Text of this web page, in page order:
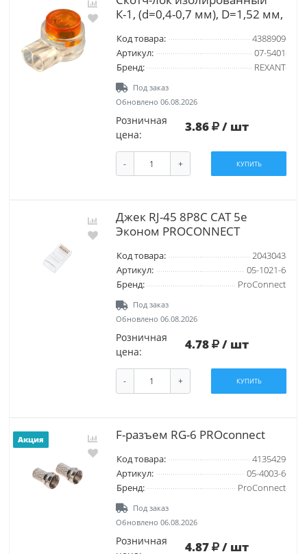
К-1, (d=0,4-0,7 мм), D=1,52 мм,
Код товара:
4388909
Артикул:
07-5401
Бренд:
REXANT
Под заказ
Обновлено 06.08.2026
Розничная
цена:
3.86 / шт
- + КУПИТЬ
Джек RJ-45 8P8C CAT 5e
Эконом PROCONNECT
Код товара:
2043043
Артикул:
05-1021-6
Бренд:
ProConnect
Под заказ
Обновлено 06.08.2026
Розничная
цена:
4.78 / шт
- + КУПИТЬ
Акция F-разъем RG-6 PROconnect
Код товара:
4135429
Артикул:
05-4003-6
Бренд:
ProConnect
Под заказ
Обновлено 06.08.2026
Розничная
4.87 / шт